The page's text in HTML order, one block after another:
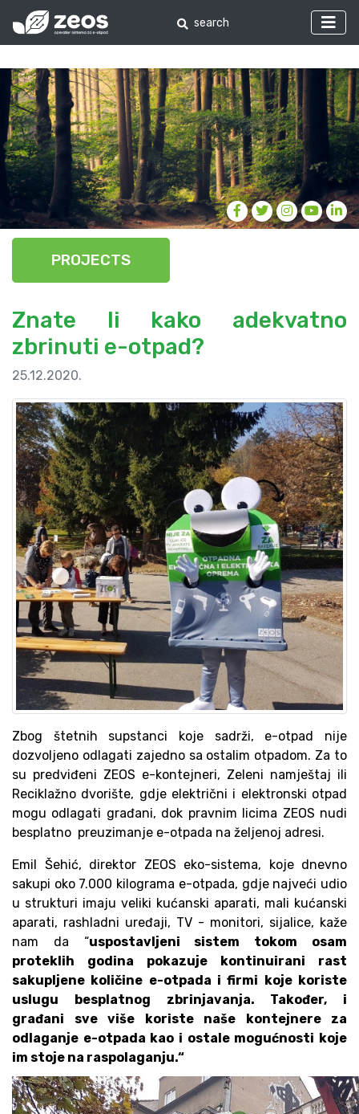
PROJECTS
Znate li kako adekvatno
zbrinuti e-otpad?
25.12.2020.
Zbog štetnih supstanci koje sadrži, e-otpad nije
dozvoljeno odlagati zajedno sa ostalim otpadom. Za to
su predviđeni ZEOS e-kontejneri, Zeleni namještaj ili
Reciklažno dvorište, gdje električni i elektronski otpad
mogu odlagati građani, dok pravnim licima ZEOS nudi
besplatno preuzimanje e-otpada na željenoj adresi.
Emil Šehić, direktor ZEOS eko-sistema, koje dnevno
sakupi oko 7.000 kilograma e-otpada, gdje najveći udio
u strukturi imaju veliki kućanski aparati, mali kućanski
aparati, rashladni uređaji, TV - monitori, sijalice, kaže
nam da “uspostavljeni sistem tokom osam
proteklih godina pokazuje kontinuirani rast
sakupljene količine e-otpada i firmi koje koriste
uslugu besplatnog zbrinjavanja. Također, i
građani sve više koriste naše kontejnere za
odlaganje e-otpada kao i ostale mogućnosti koje
im stoje na raspolaganju.“